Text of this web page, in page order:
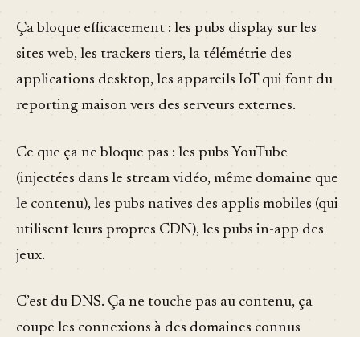
Ça bloque efficacement : les pubs display sur les
sites web, les trackers tiers, la télémétrie des
applications desktop, les appareils IoT qui font du
reporting maison vers des serveurs externes.
Ce que ça ne bloque pas : les pubs YouTube
(injectées dans le stream vidéo, même domaine que
le contenu), les pubs natives des applis mobiles (qui
utilisent leurs propres CDN), les pubs in-app des
jeux.
C’est du DNS. Ça ne touche pas au contenu, ça
coupe les connexions à des domaines connus